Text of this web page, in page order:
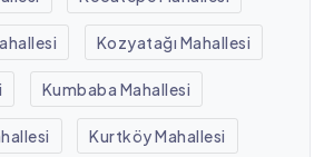
Kozyatağı Mahallesi
Kumbaba Mahallesi
Kurtköy Mahallesi